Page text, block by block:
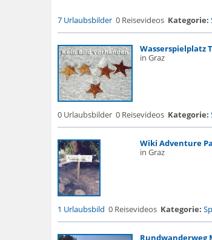
7 Urlaubsbilder 0 Reisevideos Kategorie:
Wasserspielplatz
in Graz
0 Urlaubsbilder 0 Reisevideos Kategorie:
Wiki Adventure
in Graz
1 Urlaubsbild 0 Reisevideos Kategorie:
Rundwanderweg